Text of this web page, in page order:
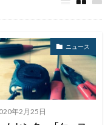
サポート詐欺
ネチャー
システムエンジニア
システム障害
シャドーIT
スキミング
ニュース
年2月25日